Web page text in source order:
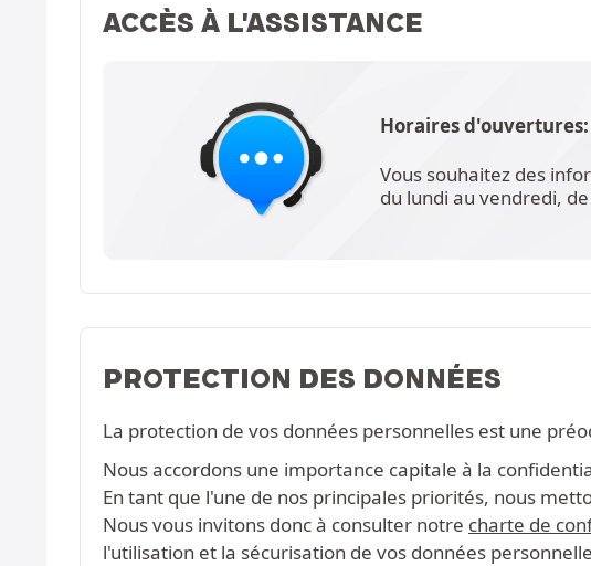
ACCÈS À L'ASSISTANCE
Horaires d'ouvertures:
Vous souhaitez des
du lundi au vendredi,
PROTECTION DES DONNÉES
La protection de vos données personnelles est une
Nous accordons une importance capitale à la
En tant que l'une de nos principales priorités, nous
Nous vous invitons donc à consulter notre charte de
l'utilisation et la sécurisation de vos données